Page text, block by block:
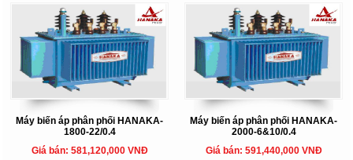
Máy biến áp phân phối HANAKA-
1800-22/0.4
Giá bán: 581,120,000 VNĐ
Máy biến áp phân phối HANAKA-
2000-6&10/0.4
Giá bán: 591,440,000 VNĐ